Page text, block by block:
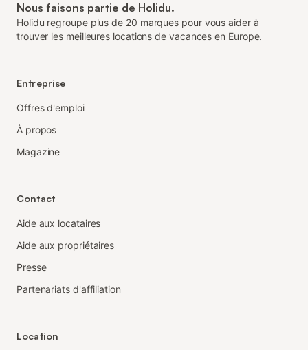
Nous faisons partie de Holidu.
Holidu regroupe plus de 20 marques pour vous aider à
trouver les meilleures locations de vacances en Europe.
Entreprise
Offres d'emploi
À propos
Magazine
Contact
Aide aux locataires
Aide aux propriétaires
Presse
Partenariats d'affiliation
Location